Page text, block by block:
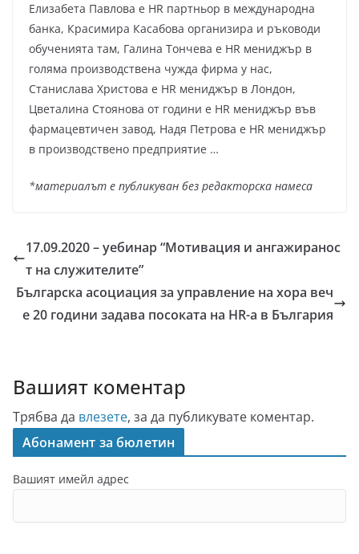
Елизабета Павлова е HR партньор в международна
банка, Красимира Касабова организира и ръководи
обученията там, Галина Тончева е HR мениджър в
голяма производствена чужда фирма у нас,
Станислава Христова е HR мениджър в Лондон,
Цветалина Стоянова от години е HR мениджър във
фармацевтичен завод, Надя Петрова е HR мениджър
в производствено предприятие …
*материалът е публикуван без редакторска намеса
17.09.2020 – уебинар “Мотивация и ангажиранос
т на служителите”
Българска асоциация за управление на хора веч
е 20 години задава посоката на HR-а в България
Вашият коментар
Трябва да влезете, за да публикувате коментар.
Абонамент за бюлетин
Вашият имейл адрес